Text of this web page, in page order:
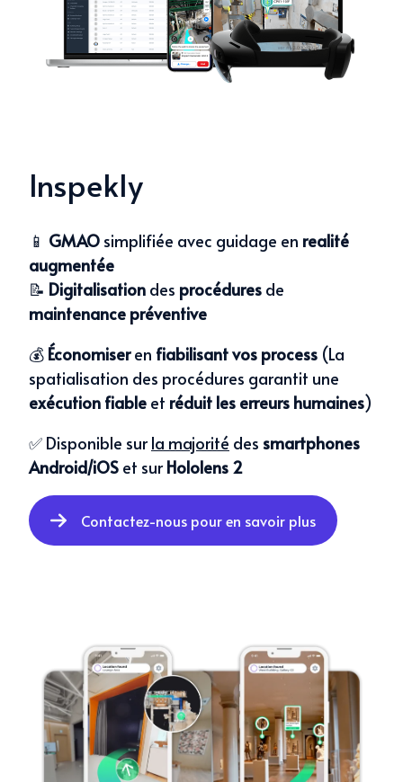
Inspekly
📱 GMAO simplifiée avec guidage en realité
augmentée
📝 Digitalisation des procédures de
maintenance préventive
💰 Économiseren fiabilisant vos process (La
spatialisation des procédures garantit une
exécution fiable et réduit les erreurs humaines)
✅ Disponible surla majorité des smartphones
Android/iOS et surHololens 2
Contactez-nous pour en savoir plus